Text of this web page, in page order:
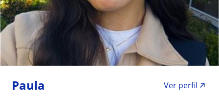
Paula
Ver perfil